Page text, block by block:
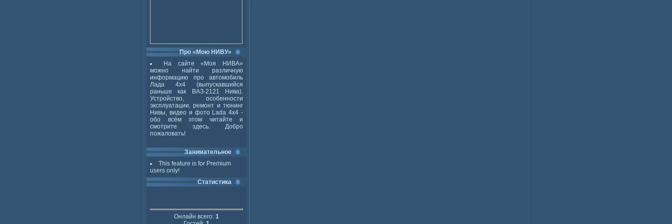
Про «Мою НИВУ»
На сайте «Моя НИВА»
можно найти различную
информацию про автомобиль
Лада 4x4 (выпускавшийся
раньше как ВАЗ-2121 Нива).
Устройство, особенности
эксплуатации, ремонт и тюнинг
Нивы, видео и фото Lada 4x4 -
обо всём этом читайте и
смотрите здесь. Добро
пожаловать!
Занимательное
This feature is for Premium
users only!
Статистика
Онлайн всего: 1